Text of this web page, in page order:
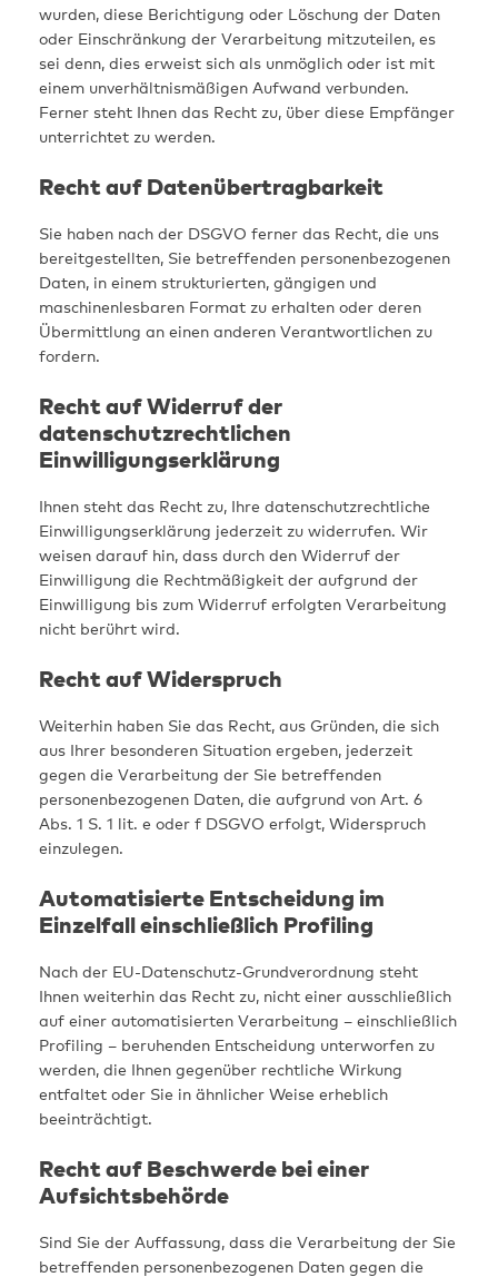
wurden, diese Berichtigung oder Löschung der Daten
oder Einschränkung der Verarbeitung mitzuteilen, es
sei denn, dies erweist sich als unmöglich oder ist mit
einem unverhältnismäßigen Aufwand verbunden.
Ferner steht Ihnen das Recht zu, über diese Empfänger
unterrichtet zu werden.
Recht auf Datenübertragbarkeit
Sie haben nach der DSGVO ferner das Recht, die uns
bereitgestellten, Sie betreffenden personenbezogenen
Daten, in einem strukturierten, gängigen und
maschinenlesbaren Format zu erhalten oder deren
Übermittlung an einen anderen Verantwortlichen zu
fordern.
Recht auf Widerruf der
datenschutzrechtlichen
Einwilligungserklärung
Ihnen steht das Recht zu, Ihre datenschutzrechtliche
Einwilligungserklärung jederzeit zu widerrufen. Wir
weisen darauf hin, dass durch den Widerruf der
Einwilligung die Rechtmäßigkeit der aufgrund der
Einwilligung bis zum Widerruf erfolgten Verarbeitung
nicht berührt wird.
Recht auf Widerspruch
Weiterhin haben Sie das Recht, aus Gründen, die sich
aus Ihrer besonderen Situation ergeben, jederzeit
gegen die Verarbeitung der Sie betreffenden
personenbezogenen Daten, die aufgrund von Art. 6
Abs. 1 S. 1 lit. e oder f DSGVO erfolgt, Widerspruch
einzulegen.
Automatisierte Entscheidung im
Einzelfall einschließlich Profiling
Nach der EU-Datenschutz-Grundverordnung steht
Ihnen weiterhin das Recht zu, nicht einer ausschließlich
auf einer automatisierten Verarbeitung – einschließlich
Profiling – beruhenden Entscheidung unterworfen zu
werden, die Ihnen gegenüber rechtliche Wirkung
entfaltet oder Sie in ähnlicher Weise erheblich
beeinträchtigt.
Recht auf Beschwerde bei einer
Aufsichtsbehörde
Sind Sie der Auffassung, dass die Verarbeitung der Sie
betreffenden personenbezogenen Daten gegen die